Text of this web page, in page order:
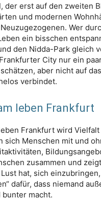
der erst auf den zweiten
und modernen
Wer
ein bisschen
den Nidda-Park gleich
City nur ein
aber nicht auf
verbindet.
leben Frankfurt
Frankfurt wird
sich Menschen mit und
zusammen und
hat, sich
dafür, dass niemand
macht.